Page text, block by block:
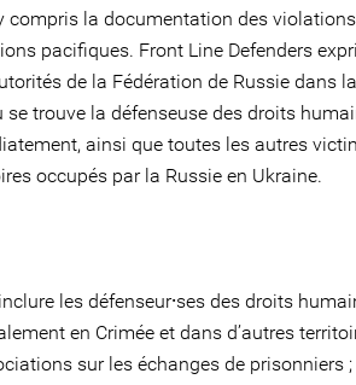
compris la documentation des violations
pacifiques. Front Line Defenders
de la Fédération de Russie dans la
se trouve la défenseuse des droits
ainsi que toutes les autres
occupés par la Russie en Ukraine.
les défenseur⸱ses des droits
en Crimée et dans d’autres
sur les échanges de prisonniers ;